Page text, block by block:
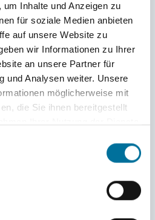
Inhalte und Anzeigen zu
für soziale Medien anbieten
auf unsere Website zu
wir Informationen zu Ihrer
an unsere Partner für
und Analysen weiter. Unsere
möglicherweise mit
die Sie ihnen bereitgestellt
gebraucht